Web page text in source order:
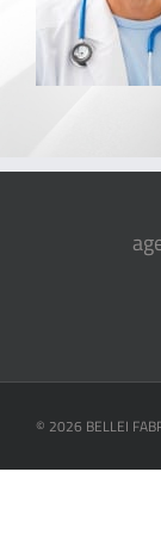
© 2026 BELLEI